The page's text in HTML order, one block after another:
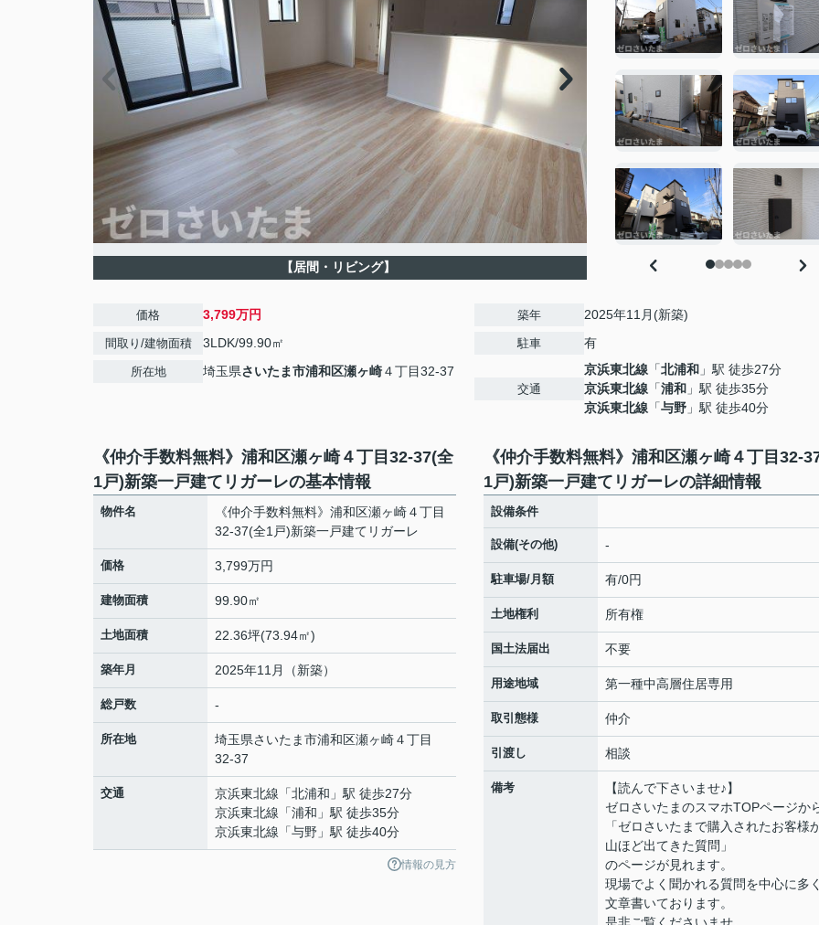
【居間・リビング】
価格 3,799万円
間取り/建物面積 3LDK/99.90㎡
所在地 埼玉県さいたま市浦和区瀬ヶ崎４丁目32-37
築年 2025年11月(新築)
駐車 有
交通
京浜東北線 「北浦和 」駅 徒歩27分
京浜東北線 「浦和 」駅 徒歩35分
京浜東北線 「与野 」駅 徒歩40分
《仲介手数料無料》浦和区瀬ヶ崎４丁目32-37(全
1戸)新築一戸建てリガーレの基本情報
物件名
《仲介手数料無料》浦和区瀬ヶ崎４丁目
32-37(全1戸)新築一戸建てリガーレ
価格 3,799万円
建物面積 99.90㎡
土地面積 22.36坪(73.94㎡)
築年月 2025年11月（新築）
総戸数 -
所在地 埼玉県さいたま市浦和区瀬ヶ崎４丁目
32-37
交通 京浜東北線 「北浦和 」駅 徒歩27分
京浜東北線 「浦和 」駅 徒歩35分
京浜東北線 「与野 」駅 徒歩40分
情報の見方
《仲介手数料無料》浦和区瀬ヶ崎４丁目32-
1戸)新築一戸建てリガーレの詳細情報
設備条件
設備(その他) -
駐車場/月額 有/0円
土地権利 所有権
国土法届出 不要
用途地域 第一種中高層住居専用
取引態様 仲介
引渡し 相談
備考
【読んで下さいませ♪】
ゼロさいたまのスマホTOPページか
「ゼロさいたまで購入されたお客様
山ほど出てきた質問」
のページが見れます。
現場でよく聞かれる質問を中心に多
文章書いております。